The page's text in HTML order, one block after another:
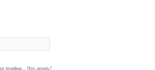
телефон... Что делать?